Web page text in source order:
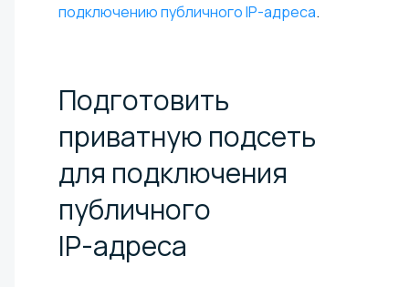
подключению публичного IP-адреса.
Подготовить
приватную подсеть
для подключения
публичного
IP-адреса